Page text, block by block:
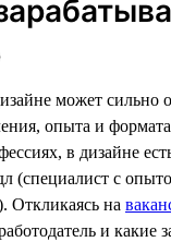
может сильно
опыта и
в дизайне
(специалист с
Откликаясь на
и какие